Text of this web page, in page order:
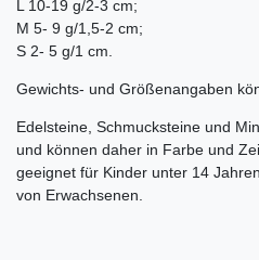
L 10-19 g/2-3 cm;
M 5- 9 g/1,5-2 cm;
S 2- 5 g/1 cm.
Gewichts- und Größenangaben
Edelsteine, Schmucksteine und
und können daher in Farbe und
geeignet für Kinder unter 14
von Erwachsenen.